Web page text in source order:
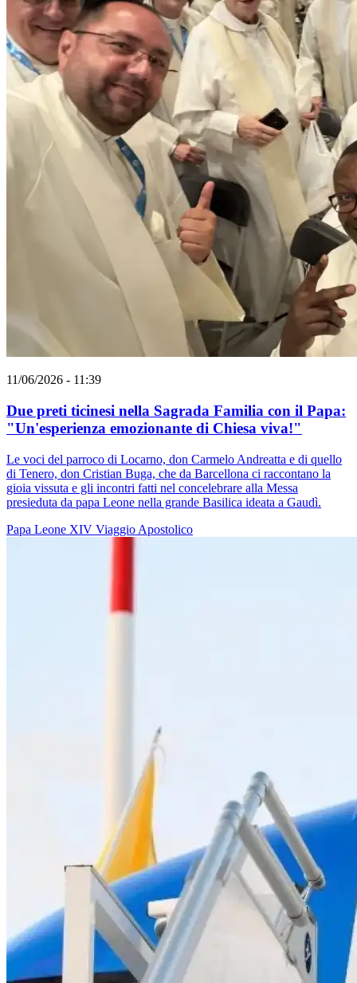
11/06/2026 - 11:39
Due preti ticinesi nella Sagrada Familia con il Papa:
"Un'esperienza emozionante di Chiesa viva!"
Le voci del parroco di Locarno, don Carmelo Andreatta e di quello
di Tenero, don Cristian Buga, che da Barcellona ci raccontano la
gioia vissuta e gli incontri fatti nel concelebrare alla Messa
presieduta da papa Leone nella grande Basilica ideata a Gaudì.
Papa Leone XIV Viaggio Apostolico